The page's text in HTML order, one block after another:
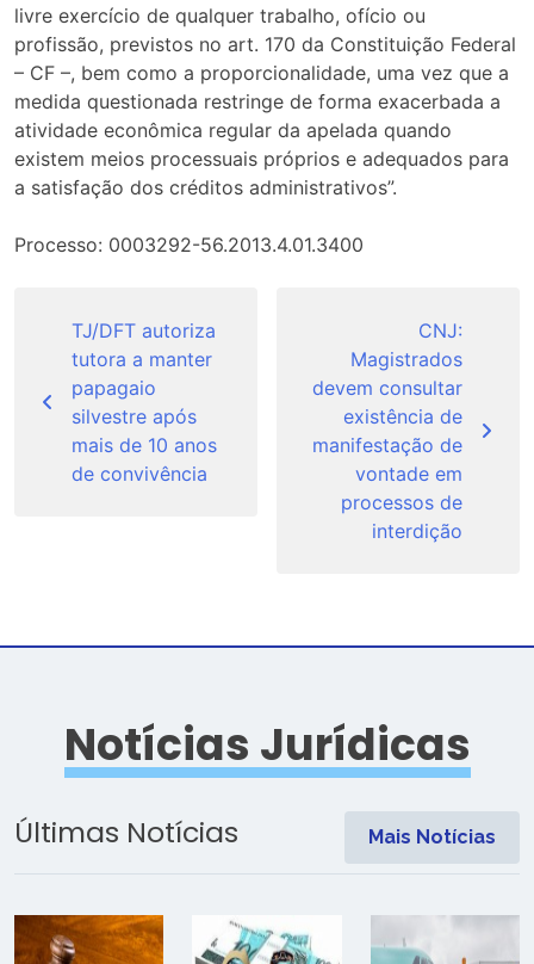
livre exercício de qualquer trabalho, ofício ou
profissão, previstos no art. 170 da Constituição Federal
– CF –, bem como a proporcionalidade, uma vez que a
medida questionada restringe de forma exacerbada a
atividade econômica regular da apelada quando
existem meios processuais próprios e adequados para
a satisfação dos créditos administrativos”.
Processo: 0003292-56.2013.4.01.3400
Post
TJ/DFT autoriza
tutora a manter
papagaio
silvestre após
mais de 10 anos
de convivência
CNJ:
Magistrados
devem consultar
existência de
manifestação de
vontade em
processos de
interdição
Notícias Jurídicas
Últimas Notícias Mais Notícias